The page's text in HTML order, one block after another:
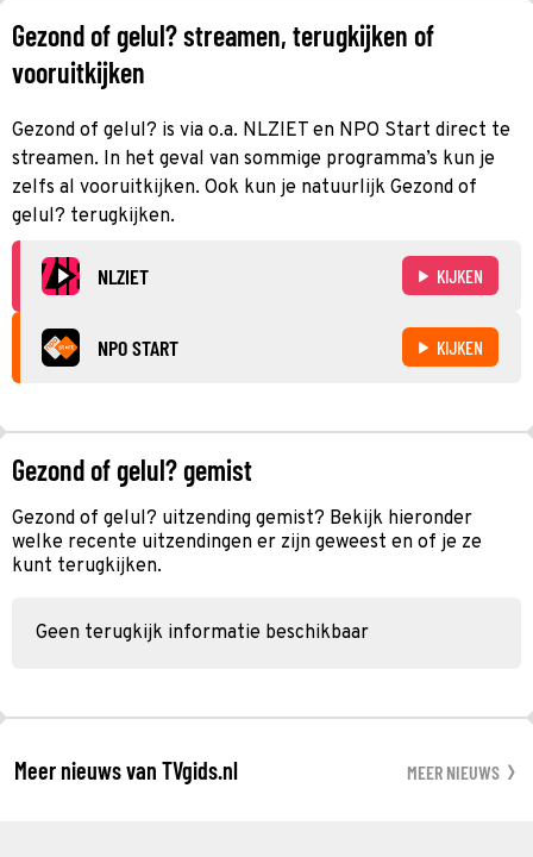
Gezond of gelul? streamen, terugkijken of
vooruitkijken
Gezond of gelul? is via o.a. NLZIET en NPO Start direct te
streamen. In het geval van sommige programma’s kun je
zelfs al vooruitkijken. Ook kun je natuurlijk Gezond of
gelul? terugkijken.
NLZIET KIJKEN
NPO START KIJKEN
Gezond of gelul? gemist
Gezond of gelul? uitzending gemist? Bekijk hieronder
welke recente uitzendingen er zijn geweest en of je ze
kunt terugkijken.
Geen terugkijk informatie beschikbaar
Meer nieuws van TVgids.nl MEER NIEUWS